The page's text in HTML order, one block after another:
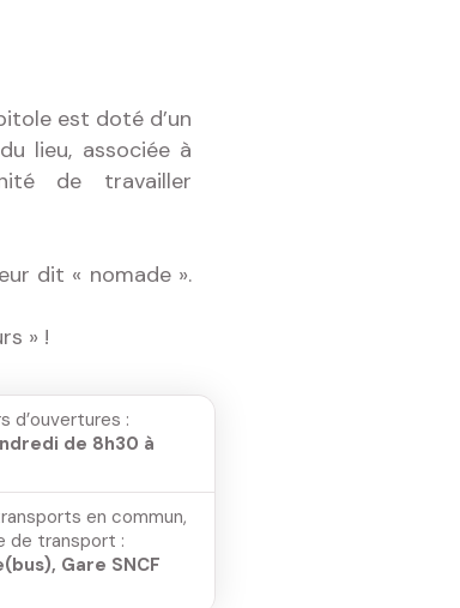
est doté d’un
lieu, associée à
de travailler
dit « nomade ».
» !
d’ouvertures :
de 8h30 à
en commun,
de transport :
Gare SNCF